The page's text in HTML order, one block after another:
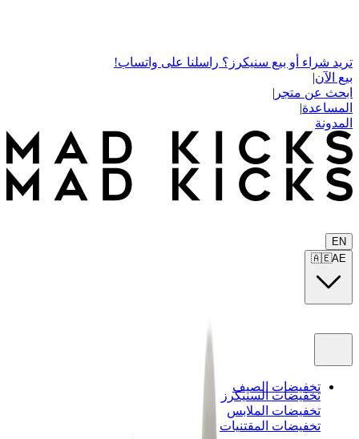
تريد شراء أو بيع سنيكرز؟ راسلنا على واتساب!
بيع الآن|
ابحث عن متجر |
المساعدة|
المدونة
EN
🇦🇪AE
تخفيضات الصيف
تخفيضات السنيكرز
تخفيضات الملابس
تخفيضات المقتنيات